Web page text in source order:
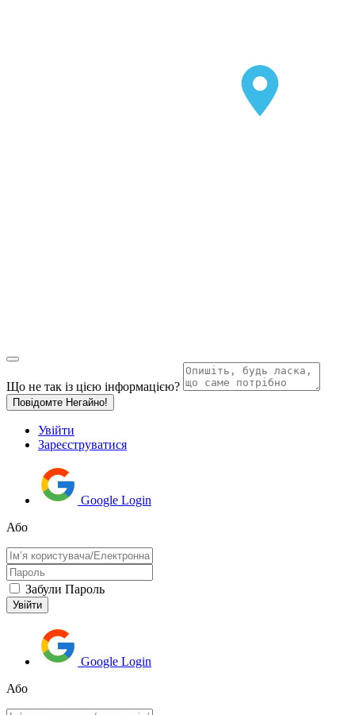
Що не так із цією інформацією?
Повідомте Негайно!
Увійти
Зареєструватися
Google Login
Або
Забули Пароль
Google Login
Або